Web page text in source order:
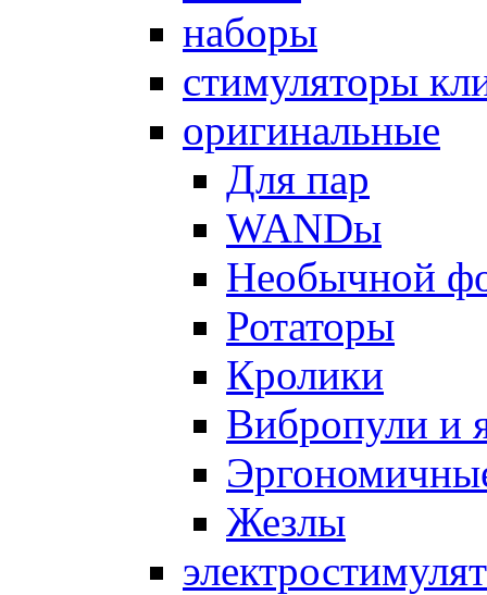
наборы
стимуляторы
оригинальные
Для пар
WANDы
Необычной
Ротаторы
Кролики
Вибропули и
Жезлы